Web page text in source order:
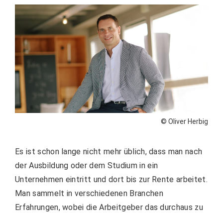
© Oliver Herbig
Es ist schon lange nicht mehr üblich, dass man nach
der Ausbildung oder dem Studium in ein
Unternehmen eintritt und dort bis zur Rente arbeitet.
Man sammelt in verschiedenen Branchen
Erfahrungen, wobei die Arbeitgeber das durchaus zu